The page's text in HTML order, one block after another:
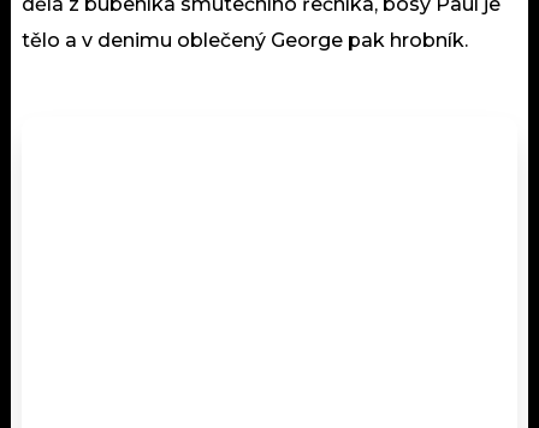
tělo a v denimu oblečený George pak hrobník.